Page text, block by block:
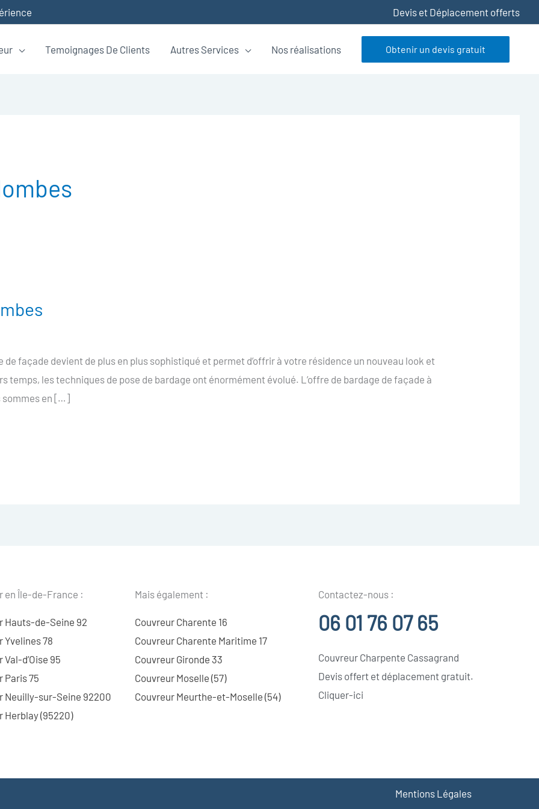
Devis et Déplacement offerts
Temoignages De Clients Autres Services Nos réalisations Obtenir un devis gratuit
façade devient de plus en plus sophistiqué et permet d’offrir à votre résidence un nouveau look et
temps, les techniques de pose de bardage ont énormément évolué. L’offre de bardage de façade à
sommes en […]
en Île-de-France :
Hauts-de-Seine 92
Yvelines 78
Val-d’Oise 95
Paris 75
Neuilly-sur-Seine 92200
Herblay (95220)
Mais également :
Couvreur Charente 16
Couvreur Charente Maritime 17
Couvreur Gironde 33
Couvreur Moselle (57)
Couvreur Meurthe-et-Moselle (54)
Contactez-nous :
06 01 76 07 65
Couvreur Charpente Cassagrand
Devis offert et déplacement gratuit.
Cliquer-ici
Mentions Légales